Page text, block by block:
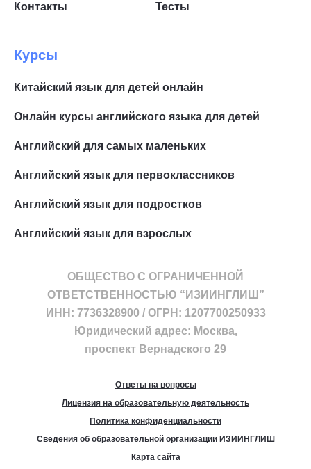
Контакты Тесты
Курсы
Китайский язык для детей онлайн
Онлайн курсы английского языка для детей
Английский для самых маленьких
Английский язык для первоклассников
Английский язык для подростков
Английский язык для взрослых
ОБЩЕСТВО С ОГРАНИЧЕННОЙ
ОТВЕТСТВЕННОСТЬЮ “ИЗИИНГЛИШ”
ИНН: 7736328900 / ОГРН: 1207700250933
Юридический адрес: Москва,
проспект Вернадского 29
Ответы на вопросы
Лицензия на образовательную деятельность
Политика конфиденциальности
Сведения об образовательной организации ИЗИИНГЛИШ
Карта сайта